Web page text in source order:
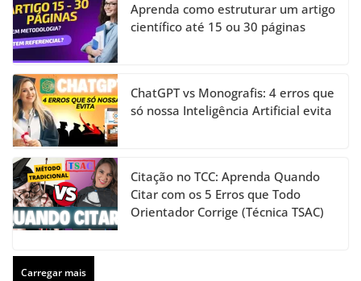
Aprenda como estruturar um artigo
científico até 15 ou 30 páginas
ChatGPT vs Monografis: 4 erros que
só nossa Inteligência Artificial evita
Citação no TCC: Aprenda Quando
Citar com os 5 Erros que Todo
Orientador Corrige (Técnica TSAC)
Carregar mais